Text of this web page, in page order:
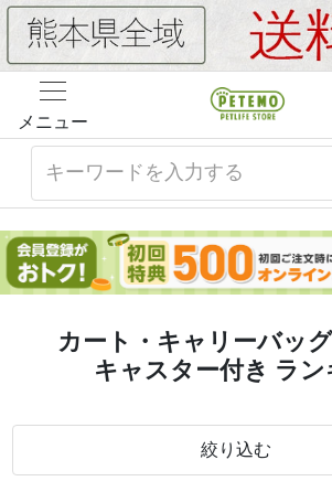
メニュー
カート・キャリーバッグ
キャスター付き ラ
絞り込む